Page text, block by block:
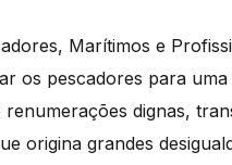
Marítimos e
os pescadores para
dignas,
origina grandes